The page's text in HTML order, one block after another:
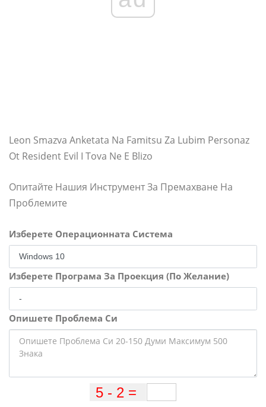
Leon Smazva Anketata Na Famitsu Za Lubim Personaz
Ot Resident Evil I Tova Ne E Blizo
Опитайте Нашия Инструмент За Премахване На
Проблемите
Изберете Операционната Система
Изберете Програма За Проекция (По Желание)
Опишете Проблема Си